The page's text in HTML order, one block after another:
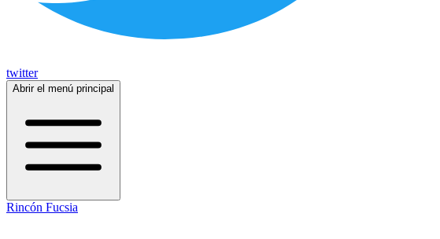
twitter
Abrir el menú principal
Rincón Fucsia